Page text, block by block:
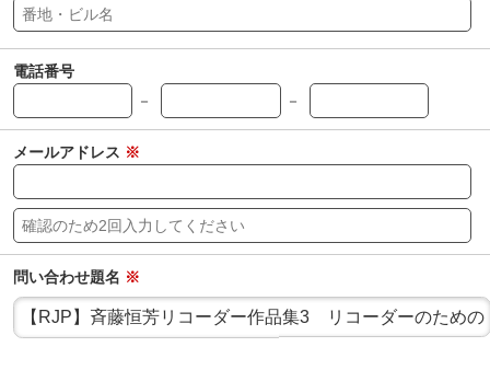
電話番号
－
－
メールアドレス ※
問い合わせ題名 ※